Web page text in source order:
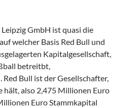
GmbH ist quasi die
welcher Basis Red Bull und
Kapitalgesellschaft,
betreitbt,
Bull ist der Gesellschafter,
hält, also 2,475 Millionen Euro
Euro Stammkapital